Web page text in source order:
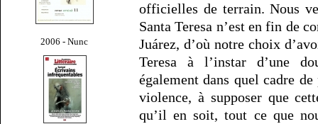
2006 - Nunc
officielles de terrain. Nous
Santa Teresa n’est en fin de
Juárez, d’où notre choix
Teresa à l’instar d’une
également dans quel cadre
violence, à supposer que
qu’il en soit, tout ce que